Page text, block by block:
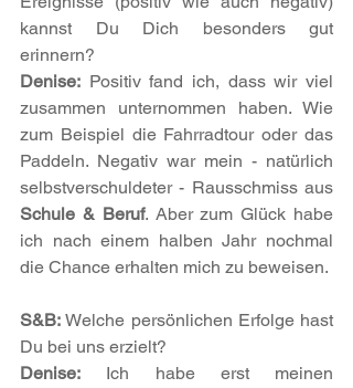
kannst Du Dich besonders gut
erinnern?
Denise: Positiv fand ich, dass wir viel
zusammen unternommen haben. Wie
zum Beispiel die Fahrradtour oder das
Paddeln. Negativ war mein - natürlich
Schule & Beruf. Aber zum Glück habe
ich nach einem halben Jahr nochmal
die Chance erhalten mich zu beweisen.
S&B: Welche persönlichen Erfolge hast
Du bei uns erzielt?
Denise: Ich habe erst meinen